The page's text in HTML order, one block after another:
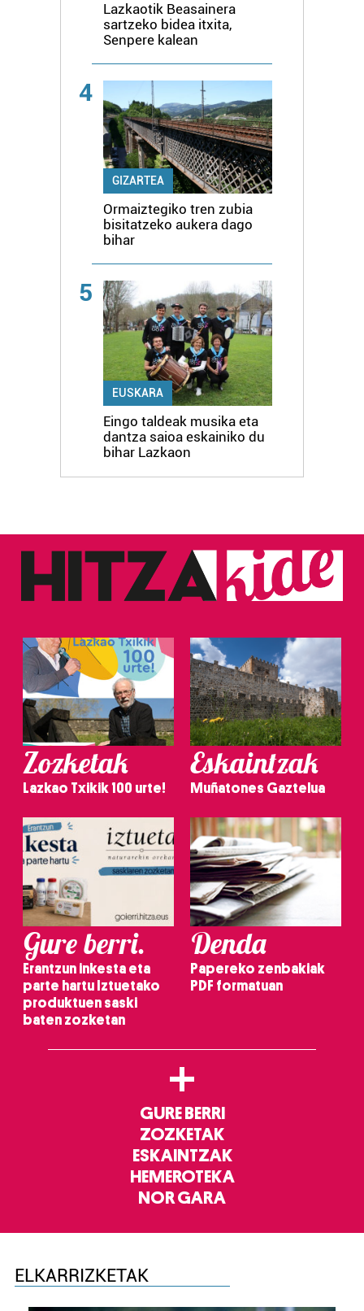
Lazkaotik Beasainera
sartzeko bidea itxita,
Senpere kalean
4
GIZARTEA
Ormaiztegiko tren zubia
bisitatzeko aukera dago
bihar
5
EUSKARA
Eingo taldeak musika eta
dantza saioa eskainiko du
bihar Lazkaon
Zozketak
Lazkao Txikik 100 urte!
Eskaintzak
Muñatones Gaztelua
Gure berri.
Erantzun inkesta eta
parte hartu Iztuetako
produktuen saski
baten zozketan
Denda
Papereko zenbakiak
PDF formatuan
+
GURE BERRI
ZOZKETAK
ESKAINTZAK
HEMEROTEKA
NOR GARA
ELKARRIZKETAK